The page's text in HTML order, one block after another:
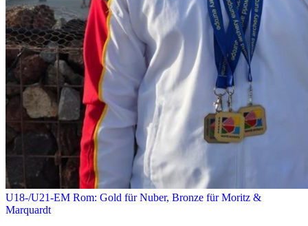
U18-/U21-EM Rom: Gold für Nuber, Bronze für Moritz &
Marquardt